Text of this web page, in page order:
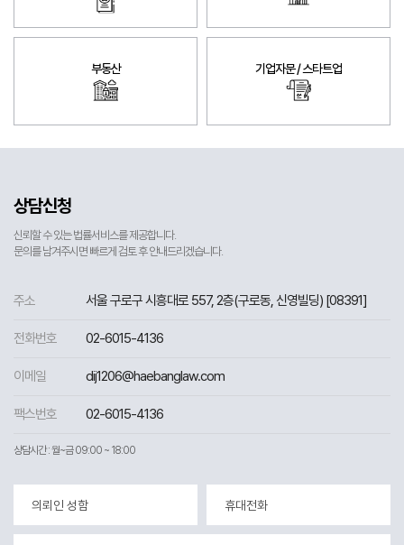
부동산 기업자문 / 스타트업
상담신청
신뢰할 수 있는 법률서비스를 제공합니다.
문의를 남겨주시면 빠르게 검토 후 안내드리겠습니다.
주소 서울 구로구 시흥대로 557, 2층(구로동, 신영빌딩) [08391]
전화번호 02-6015-4136
이메일 dij1206@haebanglaw.com
팩스번호 02-6015-4136
상담시간 : 월~금 09:00 ~ 18:00